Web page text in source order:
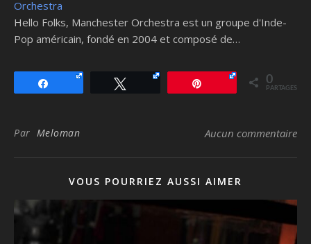
Orchestra
Hello Folks, Manchester Orchestra est un groupe d'Inde-
Pop américain, fondé en 2004 et composé de…
0
PARTAGES
Par Meloman Aucun commentaire
VOUS POURRIEZ AUSSI AIMER